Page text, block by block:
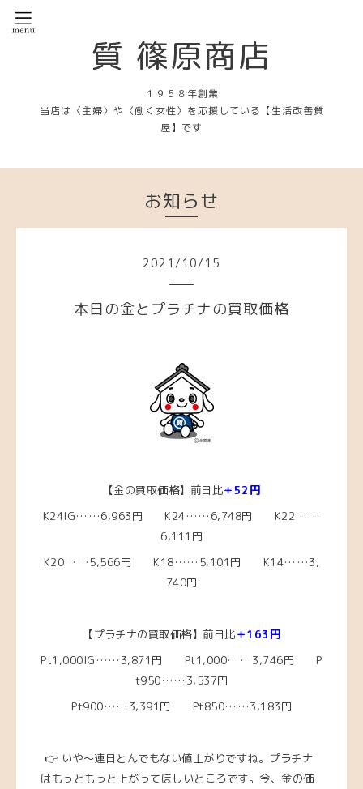
質 篠原商店
１９５８年創業
当店は〈主婦〉や〈働く女性〉を応援している【生活改善質
屋】です
お知らせ
2021 / 10/ 15
本日の金とプラチナの買取価格
【金の買取価格】前日比＋52円
K24IG……6,963円 K24……6,748円 K22……
6,111円
K20……5,566円 K18……5,101 円 K14……3,
740円
【プラチナの買取価格】前日比＋163円
Pt1,000IG……3,871 円 Pt1,000……3,746円 P
t950……3,537円
Pt900……3,391円 Pt850……3,183円
👉 いや～連日とんでもない値上がりですね。プラチナ
はもっともっと上がってほしいところです。 今、 金の価